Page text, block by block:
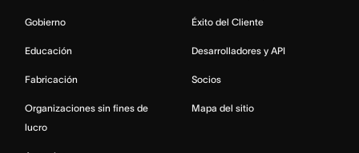
Gobierno
Educación
Fabricación
Organizaciones sin fines de
lucro
Éxito del Cliente
Desarrolladores y API
Socios
Mapa del sitio